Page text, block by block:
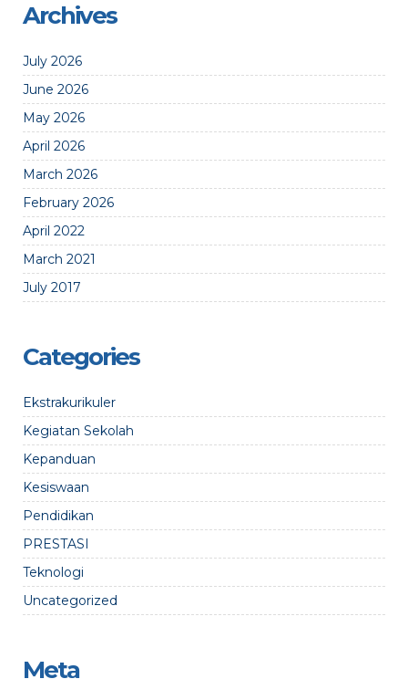
Archives
July 2026
June 2026
May 2026
April 2026
March 2026
February 2026
April 2022
March 2021
July 2017
Categories
Ekstrakurikuler
Kegiatan Sekolah
Kepanduan
Kesiswaan
Pendidikan
PRESTASI
Teknologi
Uncategorized
Meta